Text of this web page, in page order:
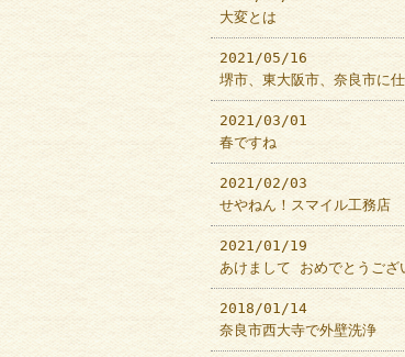
大変とは
2021/05/16
堺市、東大阪市、奈良市に仕
2021/03/01
春ですね
2021/02/03
せやねん！スマイル工務店
2021/01/19
あけまして おめでとうござ
2018/01/14
奈良市西大寺で外壁洗浄